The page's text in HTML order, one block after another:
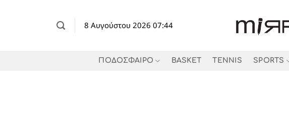
8 Αυγούστου 2026 07:44
ΠΟΔΟΣΦΑΙΡΟ BASKET TENNIS SPORTS